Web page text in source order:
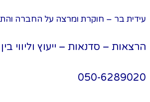
עידית בר – חוקרת ומרצה על החברה
הרצאות – סדנאות – ייעוץ וליווי
050-6289020